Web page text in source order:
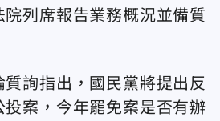
列席報告業務概況並備質
質詢指出，國民黨將提出反
投案，今年罷免案是否有辦